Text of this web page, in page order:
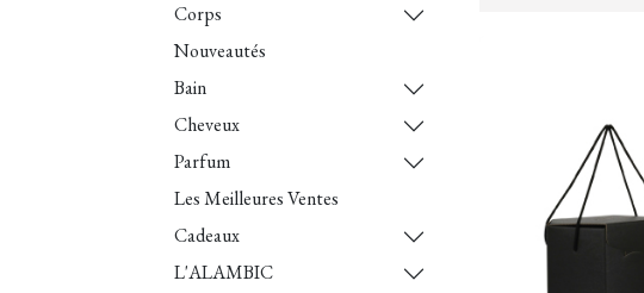
Corps
Nouveautés
Bain
Cheveux
Parfum
Les Meilleures Ventes
Cadeaux
L'ALAMBIC